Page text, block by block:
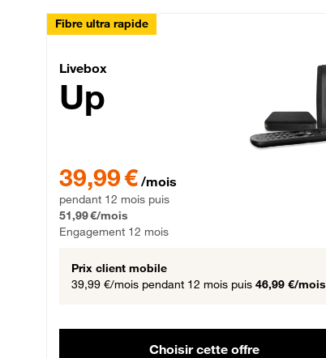
Fibre ultra rapide
Livebox Up Fibre
Livebox
Up
39,99 € /mois
pendant 12 mois puis
51,99 €/mois
Engagement 12 mois
Prix client mobile
39,99 €/mois pendant 12 mois puis 46,99 €/mois
Choisir cette offre